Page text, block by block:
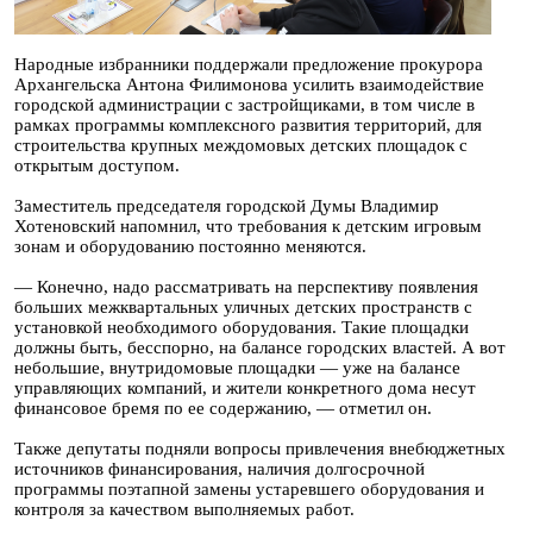
Народные избранники поддержали предложение прокурора
Архангельска Антона Филимонова усилить взаимодействие
городской администрации с застройщиками, в том числе в
рамках программы комплексного развития территорий, для
строительства крупных междомовых детских площадок с
открытым доступом.
Заместитель председателя городской Думы Владимир
Хотеновский напомнил, что требования к детским игровым
зонам и оборудованию постоянно меняются.
— Конечно, надо рассматривать на перспективу появления
больших межквартальных уличных детских пространств с
установкой необходимого оборудования. Такие площадки
должны быть, бесспорно, на балансе городских властей. А вот
небольшие, внутридомовые площадки — уже на балансе
управляющих компаний, и жители конкретного дома несут
финансовое бремя по ее содержанию, — отметил он.
Также депутаты подняли вопросы привлечения внебюджетных
источников финансирования, наличия долгосрочной
программы поэтапной замены устаревшего оборудования и
контроля за качеством выполняемых работ.